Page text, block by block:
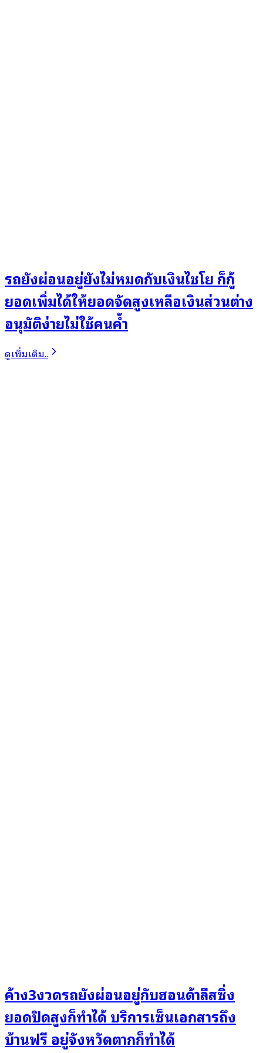
รถยังผ่อนอยู่ยังไม่หมดกับเงินไชโย ก็กู้
ยอดเพิ่มได้ให้ยอดจัดสูงเหลือเงินส่วนต่าง
อนุมัติง่ายไม่ใช้คนค้ำ
ดูเพิ่มเติม..
ค้าง3งวดรถยังผ่อนอยู่กับฮอนด้าลีสซิ่ง
ยอดปิดสูงก็ทำได้ บริการเซ็นเอกสารถึง
บ้านฟรี อยู่จังหวัดตากก็ทำได้